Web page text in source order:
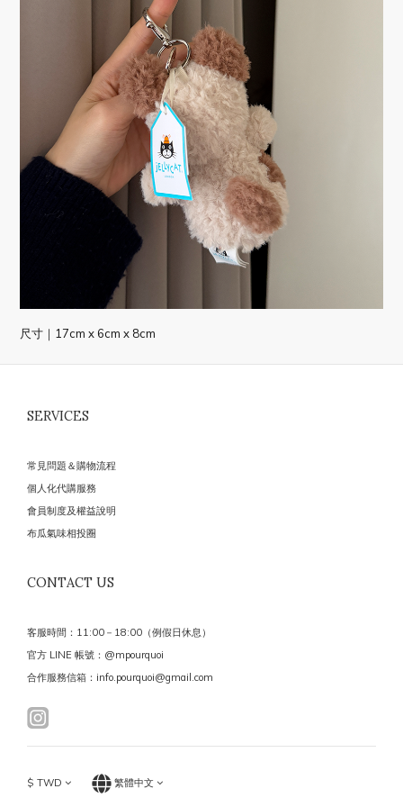
尺寸｜17cm x 6cm x 8cm
SERVICES
常見問題＆購物流程
個人化代購服務
會員制度及權益說明
布瓜氣味相投圈
CONTACT US
客服時間：11:00－18:00（例假日休息）
官方 LINE 帳號：@mpourquoi
合作服務信箱：info.pourquoi@gmail.com
$ TWD 繁體中文